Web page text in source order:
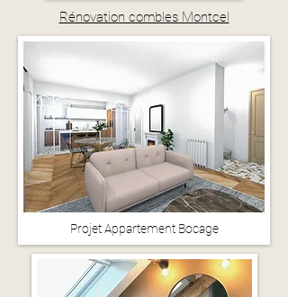
Rénovation combles Montcel
Projet Appartement Bocage